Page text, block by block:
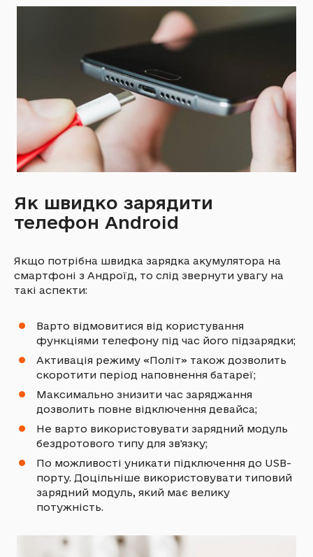
Як швидко зарядити
телефон Android
Якщо потрібна швидка зарядка акумулятора на
смартфоні з Андроїд, то слід звернути увагу на
такі аспекти:
Варто відмовитися від користування
функціями телефону під час його підзарядки;
Активація режиму «Політ» також дозволить
скоротити період наповнення батареї;
Максимально знизити час заряджання
дозволить повне відключення девайса;
Не варто використовувати зарядний модуль
бездротового типу для зв'язку;
По можливості уникати підключення до USB-
порту. Доцільніше використовувати типовий
зарядний модуль, який має велику
потужність.